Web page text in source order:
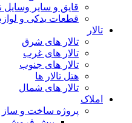
قایق و سایر وسایل
قطعات یدکی و
تالار
تالار های شرق
تالار های غرب
تالار های جنوب
هتل تالار ها
تالار های شمال
املاک
پروژه ساخت و ساز